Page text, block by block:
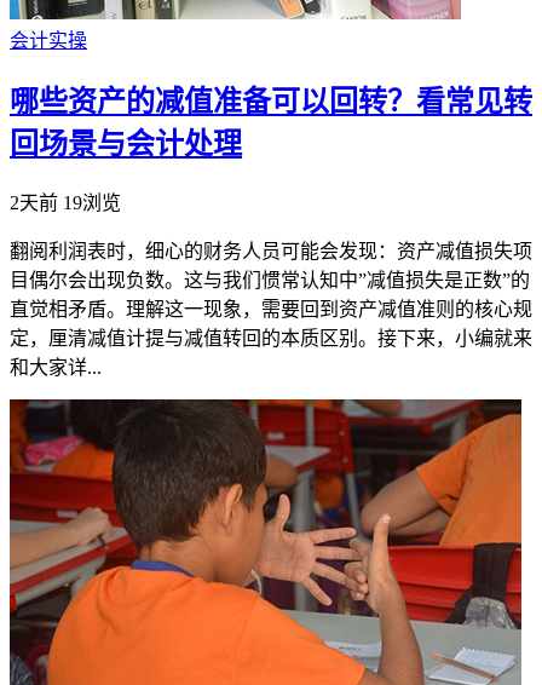
会计实操
哪些资产的减值准备可以回转？看常见转
回场景与会计处理
2天前 19浏览
翻阅利润表时，细心的财务人员可能会发现：资产减值损失项
目偶尔会出现负数。这与我们惯常认知中”减值损失是正数”的
直觉相矛盾。理解这一现象，需要回到资产减值准则的核心规
定，厘清减值计提与减值转回的本质区别。接下来，小编就来
和大家详...